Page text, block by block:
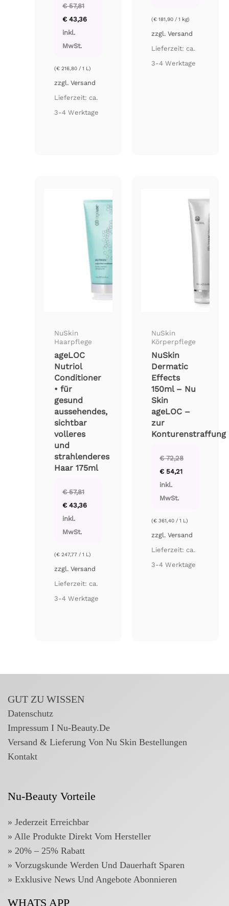
€57,81
Preis
war:
€ 43,36Preis
inkl.
MwSt.
(€ 216,80 / 1 L)
zzgl. Versand
Lieferzeit: ca.
3-4 Werktage
(€ 181,90 / 1 kg)
zzgl. Versand
Lieferzeit: ca.
3-4 Werktage
NuSkin
Haarpflege
ageLOC
Nutriol
Conditioner
• für
gesund
aussehendes,
sichtbar
volleres
und
strahlenderes
Haar 175ml
€57,81
Preis
war:
€ 43,36Preis
inkl.
MwSt.
(€ 247,77 / 1 L)
zzgl. Versand
Lieferzeit: ca.
3-4 Werktage
NuSkin
Körperpflege
NuSkin
Dermatic
Effects
150ml – Nu
Skin
ageLOC –
zur
Konturenstraffung
€72,28
Preis
war:
€ 54,21Preis
inkl.
MwSt.
(€ 361,40 / 1 L)
zzgl. Versand
Lieferzeit: ca.
3-4 Werktage
GUT ZU WISSEN
Datenschutz
Impressum I Nu-Beauty.de
Versand & Lieferung Von Nu Skin Bestellungen
Kontakt
Nu-Beauty Vorteile
» Jederzeit Erreichbar
» Alle Produkte Direkt Vom Hersteller
» 20% – 25% Rabatt
» Vorzugskunde Werden Und Dauerhaft Sparen
» Exklusive News Und Angebote Abonnieren
WHATS APP